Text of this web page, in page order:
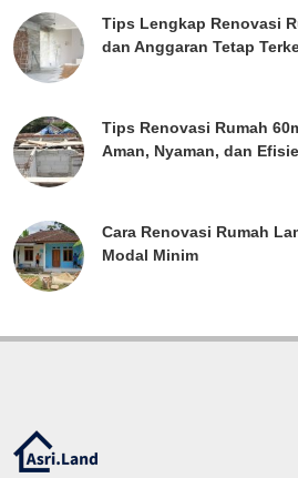
Tips Lengkap Renovasi
dan Anggaran Tetap
Tips Renovasi Rumah
Aman, Nyaman, dan
Cara Renovasi Rumah
Modal Minim